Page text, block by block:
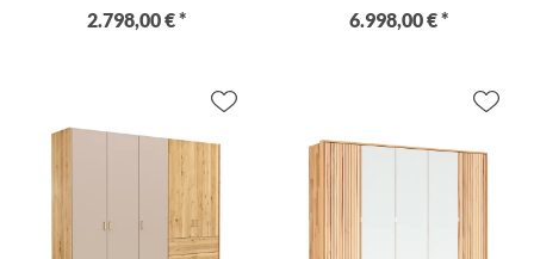
2.798,00 € * 6.998,00 € *